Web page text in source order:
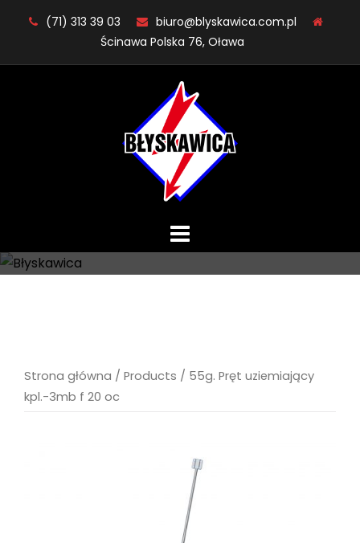
(71) 313 39 03
biuro@blyskawica.com.pl
Ścinawa Polska 76, Oława
Strona główna / Products / 55g. Pręt uziemiający
kpl.-3mb f 20 oc